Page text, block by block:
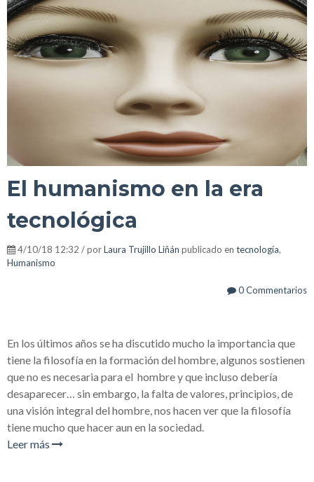
El humanismo en la era
tecnológica
4/10/18 12:32 / porLaura Trujillo Liñán publicado en tecnología,
Humanismo
0 Commentarios
En los últimos años se ha discutido mucho la importancia que
tiene la filosofía en la formación del hombre, algunos sostienen
que no es necesaria para el hombre y que incluso debería
desaparecer… sin embargo, la falta de valores, principios, de
una visión integral del hombre, nos hacen ver que la filosofía
tiene mucho que hacer aun en la sociedad.
Leer más